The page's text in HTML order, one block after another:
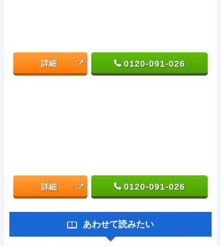
詳細 0120-091-026
詳細 0120-091-026
あわせて読みたい